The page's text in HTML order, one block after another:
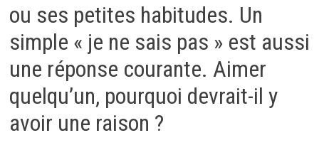
ou ses petites habitudes. Un
simple « je ne sais pas » est aussi
une réponse courante. Aimer
quelqu’un, pourquoi devrait-il y
avoir une raison ?